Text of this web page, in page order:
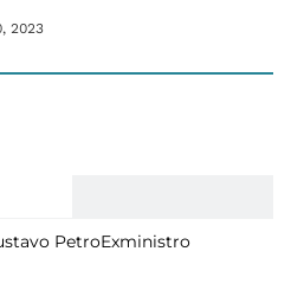
2023
PetroExministro